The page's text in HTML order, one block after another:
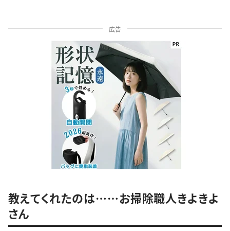
広告
教えてくれたのは……お掃除職人きよきよ
さん